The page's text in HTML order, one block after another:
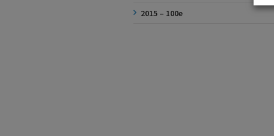
2015 – 100e